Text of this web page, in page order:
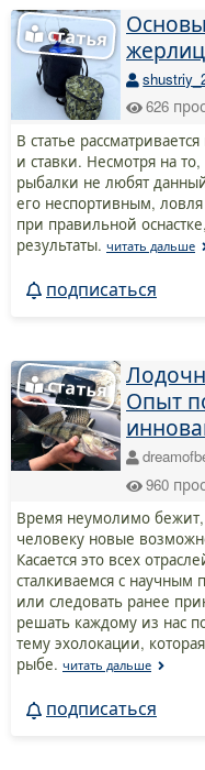
626
В статье
и ставки. Несмотря на
рыбалки не любят
его неспортивным,
при правильной
результаты. читать дальше
подписаться
Опыт
960
Время неумолимо бежит,
человеку новые
Касается это всех
сталкиваемся с научным
или следовать ранее
решать каждому из нас
тему эхолокации,
рыбе. читать дальше
подписаться